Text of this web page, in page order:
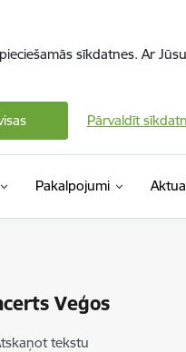
sīkdatnes. Ar
Pārvaldīt
Pakalpojumi
Veģos
tekstu